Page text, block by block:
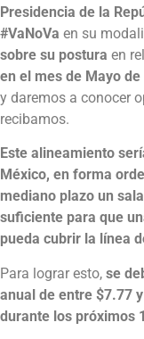
Presidencia de la
#VaNoVa en su
sobre su postura en
en el mes de Mayo
y daremos a conocer
recibamos.
Este alineamiento
México, en forma
mediano plazo un
suficiente para que
pueda cubrir la línea
Para lograr esto, se
anual de entre $7.77
durante los próximos